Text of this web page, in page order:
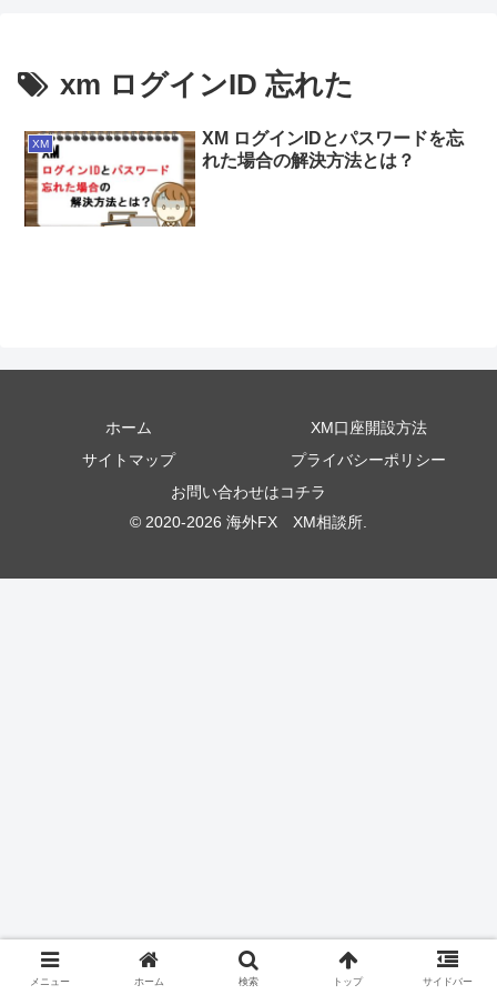
xm ログインID 忘れた
XM
XM ログインIDとパスワードを忘
れた場合の解決方法とは？
ホーム
XM口座開設方法
サイトマップ
プライバシーポリシー
お問い合わせはコチラ
© 2020-2026 海外FX XM相談所.
メニュー ホーム 検索 トップ サイドバー